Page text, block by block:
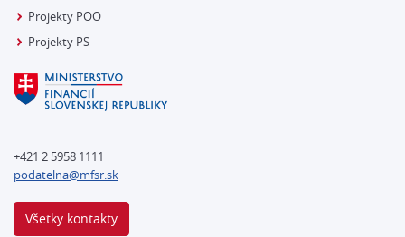
Projekty POO
Projekty PS
+421 2 5958 1111
podatelna@mfsr.sk
Všetky kontakty